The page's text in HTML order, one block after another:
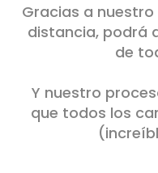
Gracias a
distancia, podrá
de
Y nuestro
que todos los